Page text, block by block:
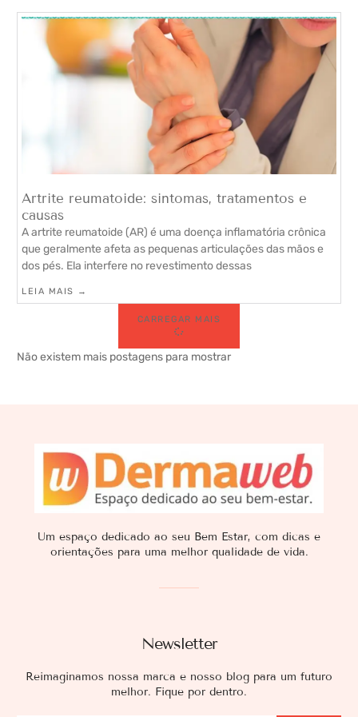
Artrite reumatoide: sintomas, tratamentos e
causas
A artrite reumatoide (AR) é uma doença inflamatória crônica
que geralmente afeta as pequenas articulações das mãos e
dos pés. Ela interfere no revestimento dessas
LEIA MAIS →
CARREGAR MAIS
Não existem mais postagens para mostrar
Newsletter
Reimaginamos nossa marca e nosso blog para um futuro
melhor. Fique por dentro.
Um espaço dedicado ao seu Bem Estar, com dicas e
orientações para uma melhor qualidade de vida.